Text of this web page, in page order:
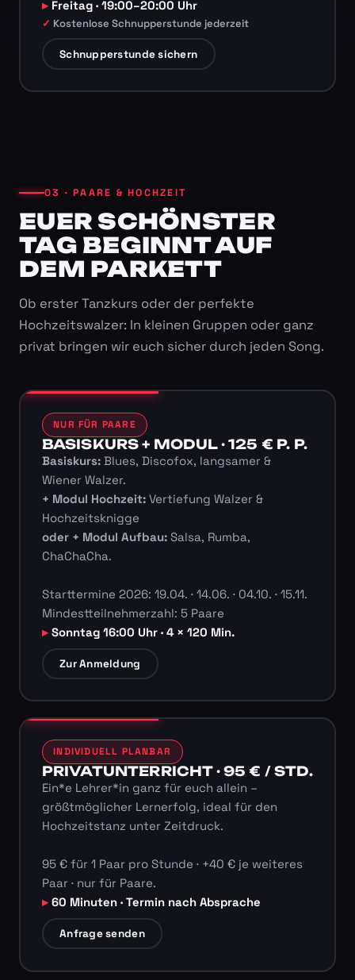
Freitag · 19:00–20:00 Uhr
Kostenlose Schnupperstunde jederzeit
Schnupperstunde sichern
03 · PAARE & HOCHZEIT
EUER SCHÖNSTER
TAG BEGINNT AUF
DEM PARKETT
Ob erster Tanzkurs oder der perfekte
Hochzeitswalzer: In kleinen Gruppen oder ganz
privat bringen wir euch sicher durch jeden Song.
NUR FÜR PAARE
BASISKURS + MODUL · 125 € P. P.
Basiskurs:Blues, Discofox, langsamer &
Wiener Walzer.
+ Modul Hochzeit:Vertiefung Walzer &
Hochzeitsknigge
oder + Modul Aufbau:Salsa, Rumba,
ChaChaCha.
Starttermine 2026: 19.04. · 14.06. · 04.10. · 15.11.
Mindestteilnehmerzahl: 5 Paare
Sonntag 16:00 Uhr · 4 × 120 Min.
Zur Anmeldung
INDIVIDUELL PLANBAR
PRIVATUNTERRICHT · 95 € / STD.
Ein*e Lehrer*in ganz für euch allein –
größtmöglicher Lernerfolg, ideal für den
Hochzeitstanz unter Zeitdruck.
95 € für 1 Paar pro Stunde · +40 € je weiteres
Paar · nur für Paare.
60 Minuten · Termin nach Absprache
Anfrage senden